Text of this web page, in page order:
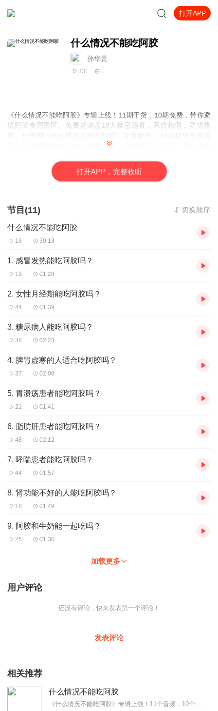
打开APP
什么情况不能吃阿胶
孙华贵
331 1
《什么情况不能吃阿胶》专辑上线！11期干货，10期免费，带你避
坑阿胶食用雷区。免费期涵盖10大禁忌场景，系统梳理，防坑指
组，揭秘阿胶食用红线。中医爱好者、健康管理者必听，避坑不踩
打开APP，完整收听
节目(11) 切换顺序
什么情况不能吃阿胶
16 30:13
1. 感冒发热能吃阿胶吗？
19 01:28
2. 女性月经期能吃阿胶吗？
44 01:39
3. 糖尿病人能吃阿胶吗？
38 02:23
4. 脾胃虚寒的人适合吃阿胶吗？
37 02:08
5. 胃溃疡患者能吃阿胶吗？
21 01:41
6. 脂肪肝患者能吃阿胶吗？
48 02:12
7. 哮喘患者能吃阿胶吗？
44 01:57
8. 肾功能不好的人能吃阿胶吗？
18 01:49
9. 阿胶和牛奶能一起吃吗？
25 01:30
加载更多
用户评论
还没有评论，快来发表第一个评论！
发表评论
相关推荐
什么情况不能吃阿胶
《什么情况不能吃阿胶》专辑上线！11个音频，10个免费，1个付费，带你彻底搞懂阿胶食用禁忌。免费音频系统梳理10大不能吃的情况，付费音频深度剖析，10篇精华文章...